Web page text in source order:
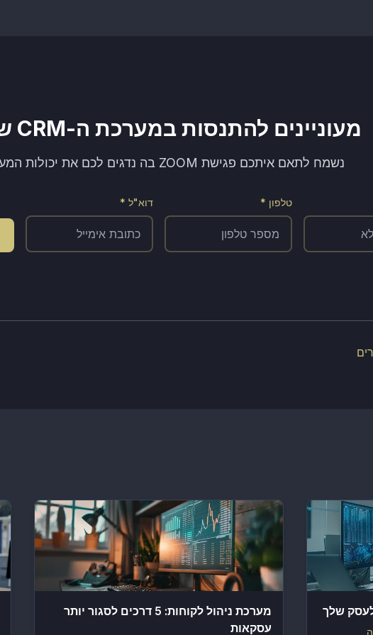
מעוניינים להתנסות במערכת ה-CRM שלנו?
נשמח לתאם איתכם פגישת ZOOM בה נדגים לכם את יכולות המערכת!
טלפון * דוא"ל *
מערכת ניהול לקוחות: 5 דרכים לסגור יותר
עסקאות